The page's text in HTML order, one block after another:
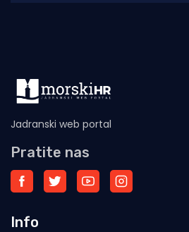
Jadranski web portal
Pratite nas
Info